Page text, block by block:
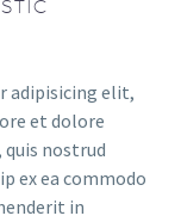
adipisicing elit,
et dolore
quis nostrud
ex ea commodo
in